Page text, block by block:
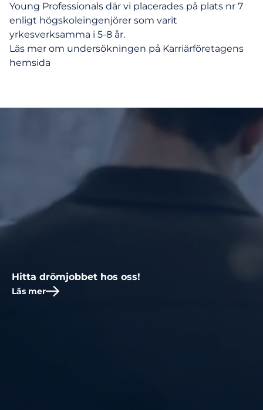
Young Professionals där vi placerades på plats nr 7
enligt högskoleingenjörer som varit
yrkesverksamma i 5-8 år.
Läs mer om undersökningen på Karriärföretagens
hemsida
Hitta drömjobbet hos oss!
Läs mer